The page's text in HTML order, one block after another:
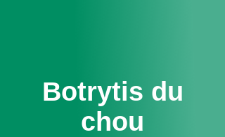
Botrytis du
chou